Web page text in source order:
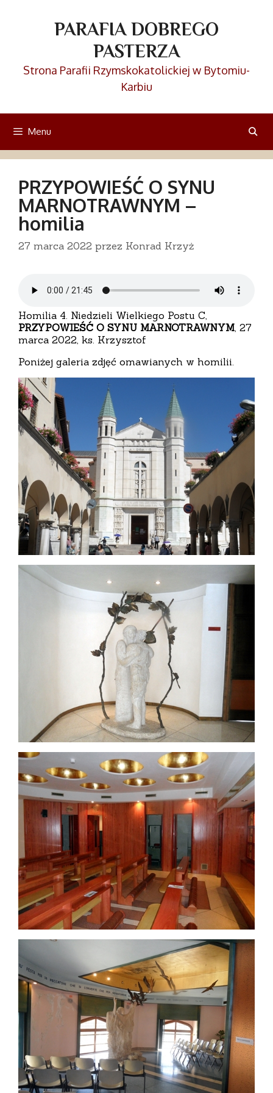
PARAFIA DOBREGO
PASTERZA
Strona Parafii Rzymskokatolickiej w Bytomiu-
Karbiu
Menu
PRZYPOWIEŚĆ O SYNU
MARNOTRAWNYM –
homilia
27 marca 2022 przez Konrad Krzyż
Homilia 4. Niedzieli Wielkiego Postu C,
PRZYPOWIEŚĆ O SYNU MARNOTRAWNYM, 27
marca 2022, ks. Krzysztof
Poniżej galeria zdjęć omawianych w homilii.